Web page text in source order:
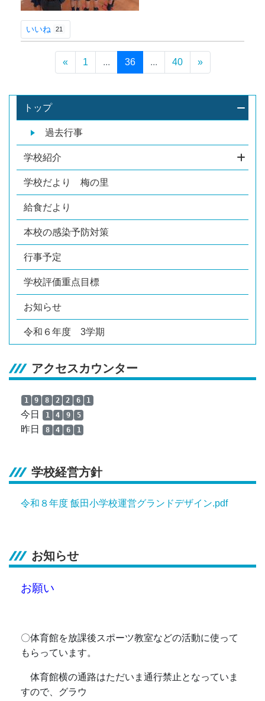
トップ
過去行事
学校紹介
学校だより 梅の里
給食だより
本校の感染予防対策
行事予定
学校評価重点目標
お知らせ
令和６年度 3学期
アクセスカウンター
1 9 8 2 2 6 1
今日 1 4 9 5
昨日 8 4 6 1
学校経営方針
令和８年度 飯田小学校運営グランドデザイン.pdf
お知らせ
お願い
〇体育館を放課後スポーツ教室などの活動に使って
もらっています。
体育館横の通路はただいま通行禁止となっていま
すので、グラウ
いいね 21
« 1 ... 36 ... 40 »